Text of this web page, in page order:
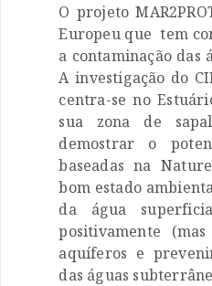
O projeto
Europeu que tem
a contaminação das
A investigação do
centra-se no
sua zona de
demostrar o
baseadas na
bom estado
da água
positivamente
aquíferos e
das águas